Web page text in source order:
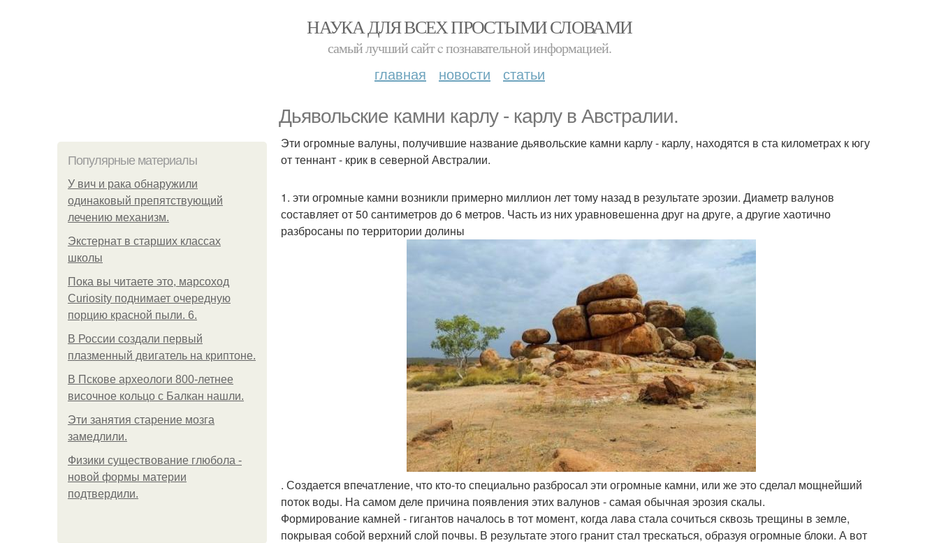
НАУКА ДЛЯ ВСЕХ ПРОСТЫМИ СЛОВАМИ
самый лучший сайт c познавательной информацией.
главная новости статьи
Дьявольские камни карлу - карлу в Австралии.
Популярные материалы
У вич и рака обнаружили
одинаковый препятствующий
лечению механизм.
Экстернат в старших классах
школы
Пока вы читаете это, марсоход
Curiosity поднимает очередную
порцию красной пыли. 6.
В России создали первый
плазменный двигатель на криптоне.
В Пскове археологи 800-летнее
височное кольцо с Балкан нашли.
Эти занятия старение мозга
замедлили.
Физики существование глюбола -
новой формы материи
подтвердили.
Эти огромные валуны, получившие название дьявольские камни карлу - карлу, находятся в ста километрах к югу
от теннант - крик в северной Австралии.
1. эти огромные камни возникли примерно миллион лет тому назад в результате эрозии. Диаметр валунов
составляет от 50 сантиметров до 6 метров. Часть из них уравновешенна друг на друге, а другие хаотично
разбросаны по территории долины
. Создается впечатление, что кто-то специально разбросал эти огромные камни, или же это сделал мощнейший
поток воды. На самом деле причина появления этих валунов - самая обычная эрозия скалы.
Формирование камней - гигантов началось в тот момент, когда лава стала сочиться сквозь трещины в земле,
покрывая собой верхний слой почвы. В результате этого гранит стал трескаться, образуя огромные блоки. А вот